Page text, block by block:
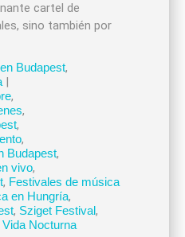
cartel de
sino también por
Budapest,
|
,
,
,
,
Budapest,
vivo,
, Festivales de música
en Hungría,
, Sziget Festival,
Vida Nocturna